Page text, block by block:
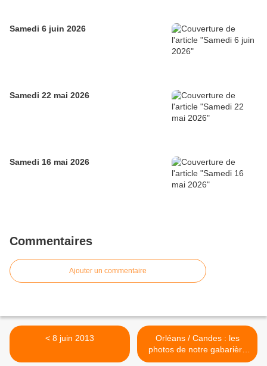
Samedi 6 juin 2026
Samedi 22 mai 2026
Samedi 16 mai 2026
Commentaires
Ajouter un commentaire
< 8 juin 2013
Orléans / Candes : les
photos de notre gabarière
Nicole >